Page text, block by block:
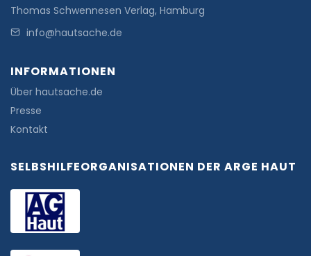
Thomas Schwennesen Verlag, Hamburg
info@hautsache.de
INFORMATIONEN
Über hautsache.de
Presse
Kontakt
SELBSHILFEORGANISATIONEN DER ARGE HAUT